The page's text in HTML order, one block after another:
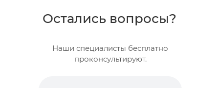
Остались вопросы?
Наши специалисты бесплатно
проконсультируют.